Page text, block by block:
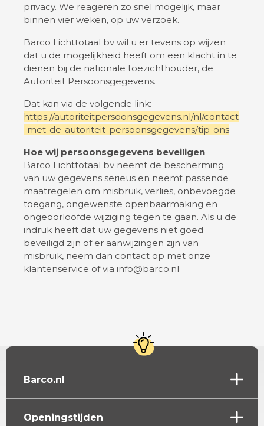
privacy. We reageren zo snel mogelijk, maar
binnen vier weken, op uw verzoek.
Barco Lichttotaal bv wil u er tevens op wijzen
dat u de mogelijkheid heeft om een klacht in te
dienen bij de nationale toezichthouder, de
Autoriteit Persoonsgegevens.
Dat kan via de volgende link:
https://autoriteitpersoonsgegevens.nl/nl/contact
-met-de-autoriteit-persoonsgegevens/tip-ons
Hoe wij persoonsgegevens beveiligen
Barco Lichttotaal bv neemt de bescherming
van uw gegevens serieus en neemt passende
maatregelen om misbruik, verlies, onbevoegde
toegang, ongewenste openbaarmaking en
ongeoorloofde wijziging tegen te gaan. Als u de
indruk heeft dat uw gegevens niet goed
beveiligd zijn of er aanwijzingen zijn van
misbruik, neem dan contact op met onze
klantenservice of via info@barco.nl
Barco.nl
Openingstijden